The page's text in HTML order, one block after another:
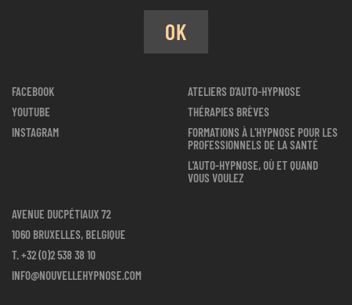
OK
FACEBOOK
YOUTUBE
INSTAGRAM
ATELIERS D'AUTO-HYPNOSE
THÉRAPIES BRÈVES
FORMATIONS À L'HYPNOSE POUR LES
PROFESSIONNELS DE LA SANTÉ
L'AUTO-HYPNOSE, OÙ ET QUAND
VOUS VOULEZ
AVENUE DUCPÉTIAUX 72
1060 BRUXELLES, BELGIQUE
T.+32 (0)2 538 38 10
INFO@NOUVELLEHYPNOSE.COM